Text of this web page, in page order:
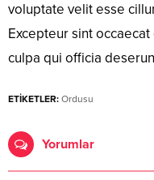
voluptate velit esse
Excepteur sint
culpa qui officia
ETİKETLER: Ordusu
Yorumlar